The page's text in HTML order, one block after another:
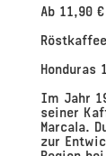
Ab 11,90 €
Honduras
Im Jahr
seiner
Marcala.
zur